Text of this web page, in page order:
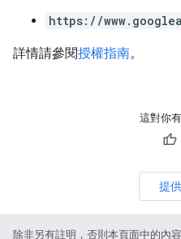
https://
詳情請參閱授權指南。
這對你
提
除非另有註明，否則本頁面中的內